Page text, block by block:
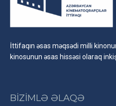
İttifaqın əsas məqsədi milli
kinosunun əsas hissəsi olaraq
BİZİMLƏ ƏLAQƏ